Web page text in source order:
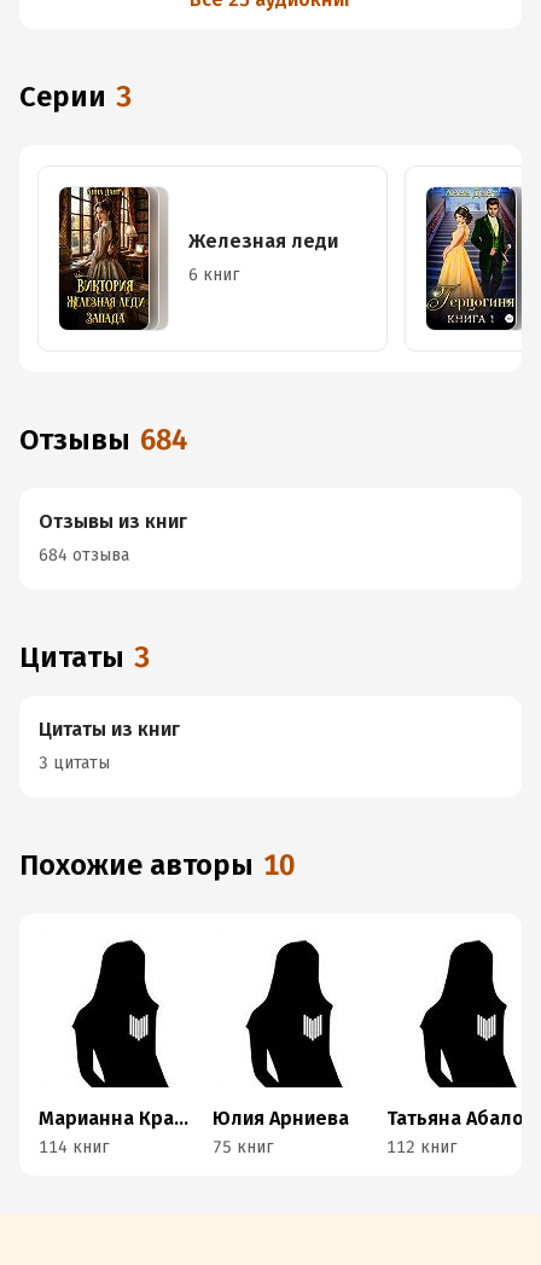
Серии 3
Железная леди
6 книг
Отзывы 684
Отзывы из книг
684 отзыва
Цитаты 3
Цитаты из книг
3 цитаты
Похожие авторы 10
Марианна Красовская
114 книг
Юлия Арниева
75 книг 112 книг